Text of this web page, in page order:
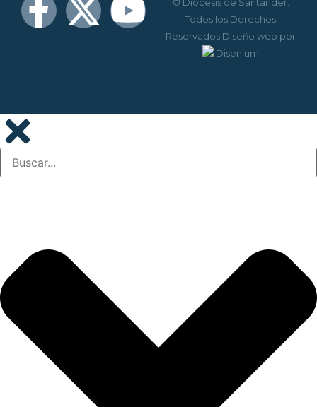
Todos los Derechos
Reservados Diseño web por
Disenium